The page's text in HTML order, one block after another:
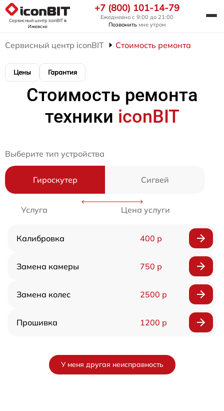
Сервисный центр iconBITв
Ижевске
+7 (800) 101-14-79
Ежедневно с 9:00 до 21:00
Позвонить мне утром
Сервисный центр iconBIT Стоимость ремонта
Цены Гарантия
Стоимость ремонта
техники iconBIT
Выберите тип устройства
Гироскутер Сигвей
Услуга Цена услуги
Калибровка 400 р
Замена камеры 750 р
Замена колес 2500 р
Прошивка 1200 р
У меня другая неисправность